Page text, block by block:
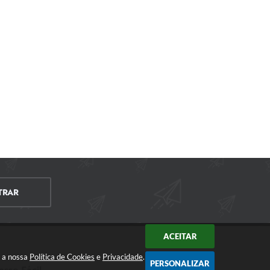
nossa Política de Cookies e Privacidade.
ACEITAR
PERSONALIZAR